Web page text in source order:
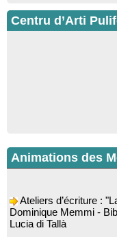
Centru d’Arti
Animations des
Dominique Memmi -
Lucia di Tallà